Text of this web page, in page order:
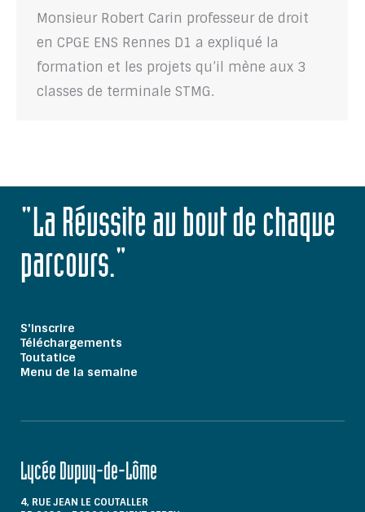
Monsieur Robert Carin professeur de droit
en CPGE ENS Rennes D1 a expliqué la
formation et les projets qu’il mène aux 3
classes de terminale STMG.
"La Réussite au bout de chaque
parcours."
S'inscrire
Téléchargements
Toutatice
Menu de la semaine
Lycée Dupuy-de-Lôme
4, RUE JEAN LE COUTALLER